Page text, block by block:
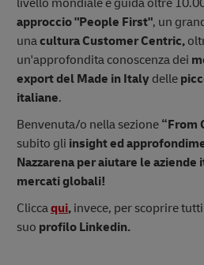
approccio "People First", un
unacultura Customer Centric,
un'approfondita conoscenza dei
export del Made in Italy delle
italiane.
Benvenuta/o nella sezione “From
subito gli insight ed
Nazzarena per aiutare le
mercati globali!
Cliccaqui, invece, per scoprire
suo profilo Linkedin.